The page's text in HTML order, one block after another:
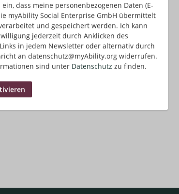
dass meine personenbezogenen Daten (E-
myAbility Social Enterprise GmbH übermittelt
und gespeichert werden. Ich kann
jederzeit durch Anklicken des
in jedem Newsletter oder alternativ durch
an datenschutz@myAbility.org widerrufen.
sind unter Datenschutz zu finden.